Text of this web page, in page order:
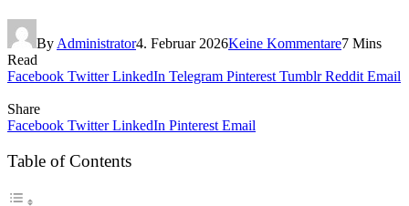
By Administrator4. Februar 2026Keine Kommentare7 Mins
Read
Facebook Twitter LinkedIn Telegram Pinterest Tumblr Reddit Email
Share
Facebook Twitter LinkedIn Pinterest Email
Table of Contents